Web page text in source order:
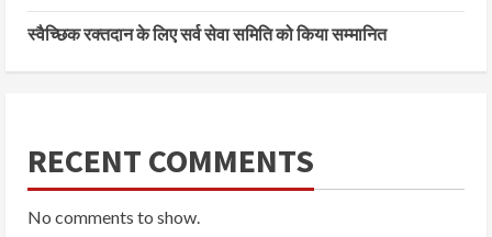
स्वैच्छिक रक्तदान के लिए सर्व सेवा समिति को किया सम्मानित
RECENT COMMENTS
No comments to show.